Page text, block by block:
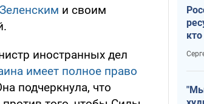
и своим
иностранных дел
имеет полное право
подчеркнула, что